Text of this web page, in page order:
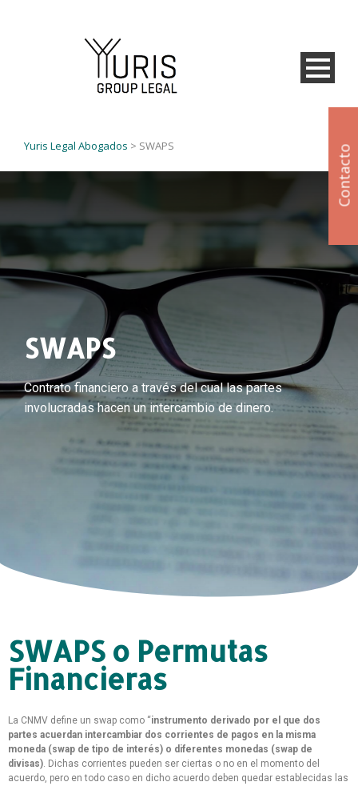
Yuris Legal Abogados > SWAPS
SWAPS
Contrato financiero a través del cual las partes
involucradas hacen un intercambio de dinero.
SWAPS o Permutas
Financieras
La CNMV define un swap como “instrumento derivado por el que dos
partes acuerdan intercambiar dos corrientes de pagos en la misma
moneda (swap de tipo de interés) o diferentes monedas (swap de
divisas). Dichas corrientes pueden ser ciertas o no en el momento del
acuerdo, pero en todo caso en dicho acuerdo deben quedar establecidas las
Contacto